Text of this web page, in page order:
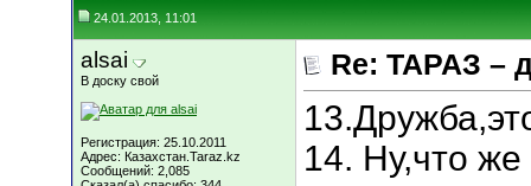
24.01.2013, 11:01
alsai
В доску свой
Регистрация: 25.10.2011
Адрес: Казахстан.Taraz.kz
Сообщений: 2,085
Re: ТАРАЗ –
14. Ну,что